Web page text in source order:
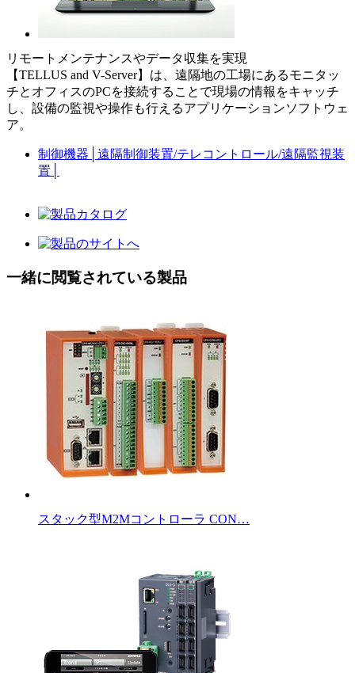
リモートメンテナンスやデータ収集を実現
【TELLUS and V-Server】は、遠隔地の工場にあるモニタッ
チとオフィスのPCを接続することで現場の情報をキャッチ
し、設備の監視や操作も行えるアプリケーションソフトウェ
ア。
制御機器
遠隔制御装置/テレコントロール/遠隔監視装
置
一緒に閲覧されている製品
スタック型M2Mコントローラ CON…